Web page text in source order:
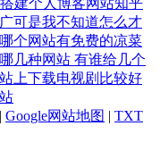
可是我不知道怎么才
哪个网站有免费的凉菜
几种网站 有谁给几个
上下载电视剧比较好
| Google网站地图 | TXT